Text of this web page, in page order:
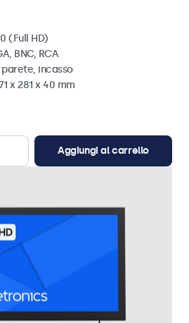
(Full HD)
BNC, RCA
incasso
x 281 x 40 mm
Aggiungi al carrello